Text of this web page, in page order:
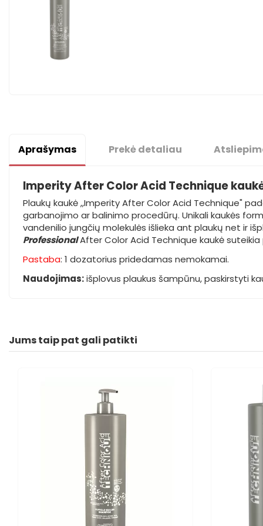
Aprašymas Prekė detaliau
Imperity After Color Acid Technique
Plaukų kaukė ,,Imperity After Color Acid Technique"
garbanojimo ar balinimo procedūrų. Unikali kaukės
vandenilio jungčių molekulės išlieka ant plaukų net ir
Professional After Color Acid Technique kaukė
Pastaba: 1 dozatorius pridedamas nemokamai.
Naudojimas:išplovus plaukus šampūnu, paskirstyti
Jums taip pat gali patikti